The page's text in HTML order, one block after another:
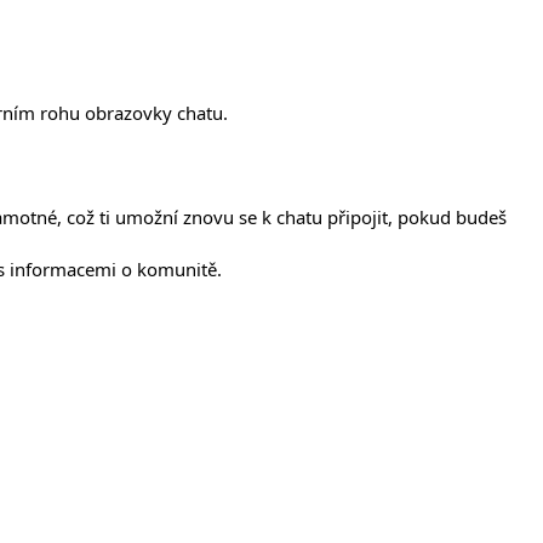
rohu obrazovky chatu.
což ti umožní znovu se k chatu připojit, pokud budeš
informacemi o komunitě.